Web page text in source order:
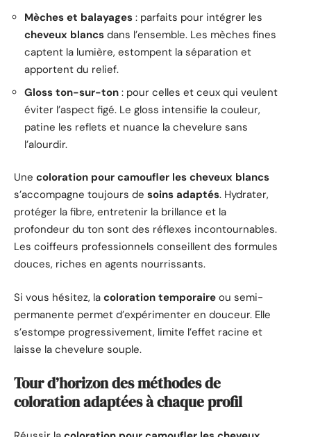
Mèches et balayages : parfaits pour intégrer les
cheveux blancs dans l’ensemble. Les mèches fines
captent la lumière, estompent la séparation et
apportent du relief.
Gloss ton-sur-ton : pour celles et ceux qui veulent
éviter l’aspect figé. Le gloss intensifie la couleur,
patine les reflets et nuance la chevelure sans
l’alourdir.
Une coloration pour camoufler les cheveux blancs
s’accompagne toujours de soins adaptés. Hydrater,
protéger la fibre, entretenir la brillance et la
profondeur du ton sont des réflexes incontournables.
Les coiffeurs professionnels conseillent des formules
douces, riches en agents nourrissants.
Si vous hésitez, la coloration temporaire ou semi-
permanente permet d’expérimenter en douceur. Elle
s’estompe progressivement, limite l’effet racine et
laisse la chevelure souple.
Tour d’horizon des méthodes de
coloration adaptées à chaque profil